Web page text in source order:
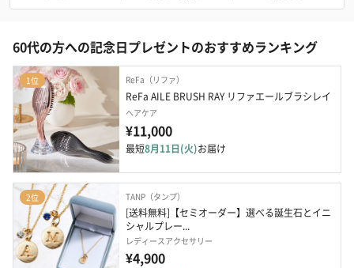
60代の方への記念日プレゼントのおすすめランキング
1位 ReFa（リファ）
ReFa AILE BRUSH RAY リファエールブラシレイ
ヘアケア
¥11,000
最短8月11日(火)お届け
2位 TANP（タンプ）
[送料無料]【セミオーダー】選べる誕生石とイニ
シャルプレー...
レディースアクセサリー
¥4,900